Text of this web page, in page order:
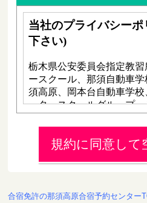
規約に同意して
合宿免許の那須高原合宿予約センター